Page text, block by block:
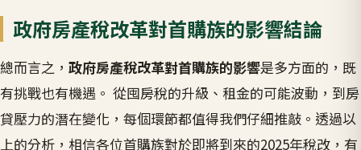
政府房產稅改革對首購族的影響結論
總而言之， 政府房產稅改革對首購族的影響是多方面的，既
有挑戰也有機遇。 從囤房稅的升級、租金的可能波動，到房
貸壓力的潛在變化，每個環節都值得我們仔細推敲。透過以
上的分析，相信各位首購族對於即將到來的2025年稅改，有